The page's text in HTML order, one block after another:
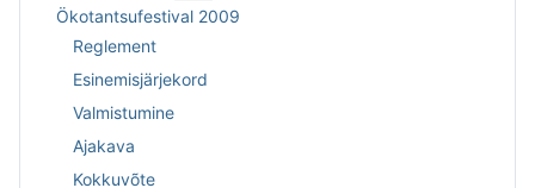
Ökotantsufestival 2009
Reglement
Esinemisjärjekord
Valmistumine
Ajakava
Kokkuvõte